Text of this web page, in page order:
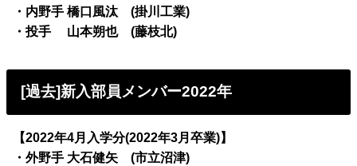
・内野手 橋口風汰 (掛川工業)
・投手 山本朔也 (藤枝北)
[過去]新入部員メンバー2022年
【2022年4月入学分(2022年3月卒業)】
・外野手 大石健矢 (市立沼津)